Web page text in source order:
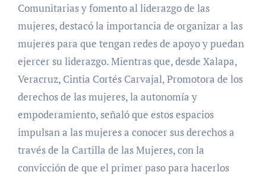
Comunitarias y fomento al liderazgo de las
mujeres, destacó la importancia de organizar a las
mujeres para que tengan redes de apoyo y puedan
ejercer su liderazgo. Mientras que, desde Xalapa,
Veracruz, Cintia Cortés Carvajal, Promotora de los
derechos de las mujeres, la autonomía y
empoderamiento, señaló que estos espacios
impulsan a las mujeres a conocer sus derechos a
través de la Cartilla de las Mujeres, con la
convicción de que el primer paso para hacerlos